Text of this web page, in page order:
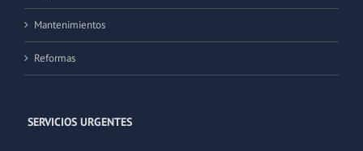
Mantenimientos
Reformas
SERVICIOS URGENTES